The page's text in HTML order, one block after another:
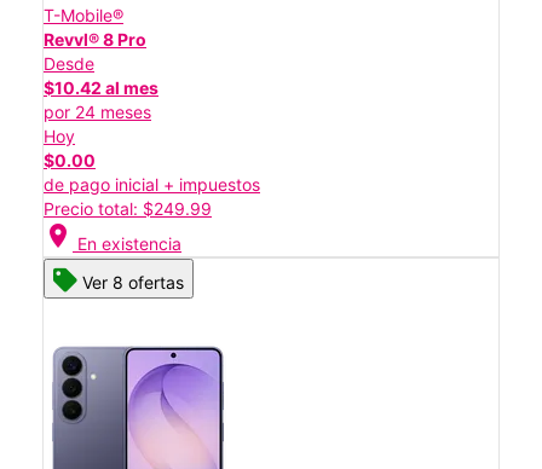
T-Mobile®
Revvl® 8 Pro
Desde
$10.42 al mes
por 24 meses
Hoy
$0.00
de pago inicial + impuestos
Precio total: $249.99
location_on En existencia
Ver 8 ofertas